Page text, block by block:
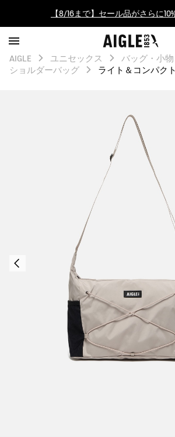
【最大50%OFF】FINAL SALEがス
ログイン/会員登録で送料＆返品
【最大50%OFF】FINAL SALEがス
ログイン/会員登録で送料＆返品
AIGLE CLUB ポイントサービス終了の
AIGLE ユニセックス
バッグ・小物
ショルダーバッグ
ライト＆コンパク